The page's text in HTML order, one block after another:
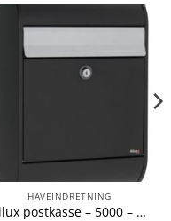
HAVEINDRETNING
Allux postkasse – 5000 – Sort/stål fra Allux 5701701605147